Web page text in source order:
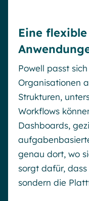
Eine
Powell passt
Organisationen
Strukturen,
Workflows
Dashboards,
genau dort, wo
sorgt dafür,
sondern die